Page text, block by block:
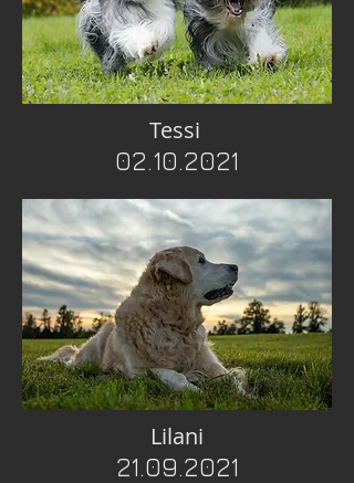
Tessi
02.10.2021
Lilani
21.09.2021